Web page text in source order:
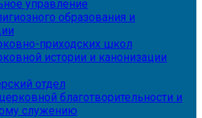
управление
образования и
приходских школ
истории и канонизации
отдел
благотворительности и
служению